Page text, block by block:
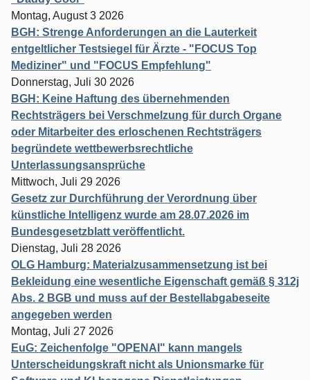
Montag, August 3 2026
BGH: Strenge Anforderungen an die Lauterkeit
entgeltlicher Testsiegel für Ärzte - "FOCUS Top
Mediziner" und "FOCUS Empfehlung"
Donnerstag, Juli 30 2026
BGH: Keine Haftung des übernehmenden
Rechtsträgers bei Verschmelzung für durch Organe
oder Mitarbeiter des erloschenen Rechtsträgers
begründete wettbewerbsrechtliche
Unterlassungsansprüche
Mittwoch, Juli 29 2026
Gesetz zur Durchführung der Verordnung über
künstliche Intelligenz wurde am 28.07.2026 im
Bundesgesetzblatt veröffentlicht.
Dienstag, Juli 28 2026
OLG Hamburg: Materialzusammensetzung ist bei
Bekleidung eine wesentliche Eigenschaft gemäß § 312j
Abs. 2 BGB und muss auf der Bestellabgabeseite
angegeben werden
Montag, Juli 27 2026
EuG: Zeichenfolge "OPENAI" kann mangels
Unterscheidungskraft nicht als Unionsmarke für